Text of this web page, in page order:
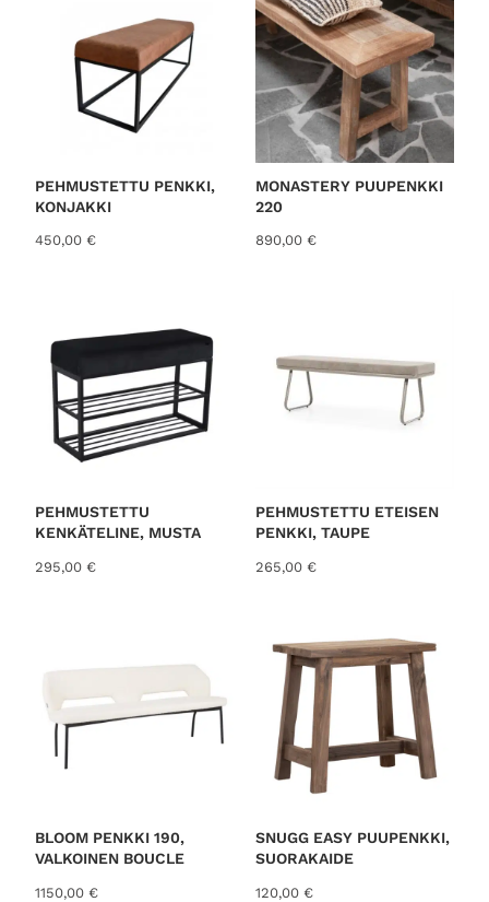
PEHMUSTETTU PENKKI,
KONJAKKI
450,00 €
MONASTERY PUUPENKKI
220
890,00 €
PEHMUSTETTU
KENKÄTELINE, MUSTA
295,00 €
PEHMUSTETTU ETEISEN
PENKKI, TAUPE
265,00 €
BLOOM PENKKI 190,
VALKOINEN BOUCLE
1150,00 €
SNUGG EASY PUUPENKKI,
SUORAKAIDE
120,00 €